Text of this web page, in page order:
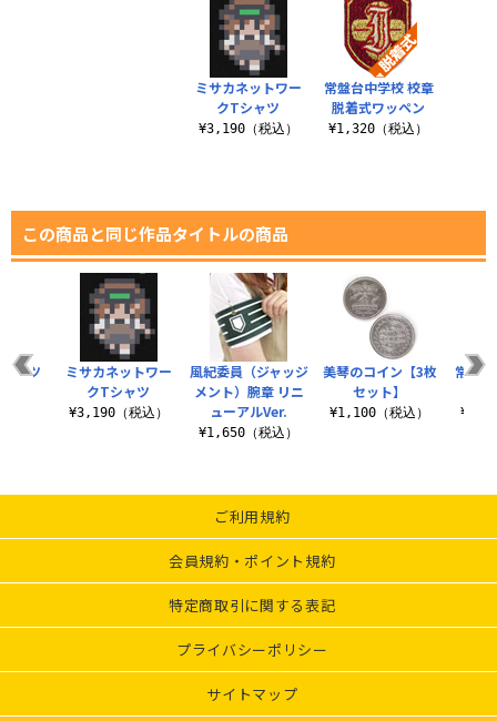
ミサカネットワー
クTシャツ
¥3,190（税込）
常盤台中学校 校章
脱着式ワッペン
¥1,320（税込）
この商品と同じ作品タイトルの商品
風紀委員（ジャッジ
メント）腕章 リニ
ューアルVer.
¥1,650（税込）
美琴のコイン【3枚
セット】
¥1,100（税込）
常盤
ャツ
ミサカネットワー
クTシャツ
¥3,190（税込）
ご利用規約
会員規約・ポイント規約
特定商取引に関する表記
プライバシーポリシー
サイトマップ